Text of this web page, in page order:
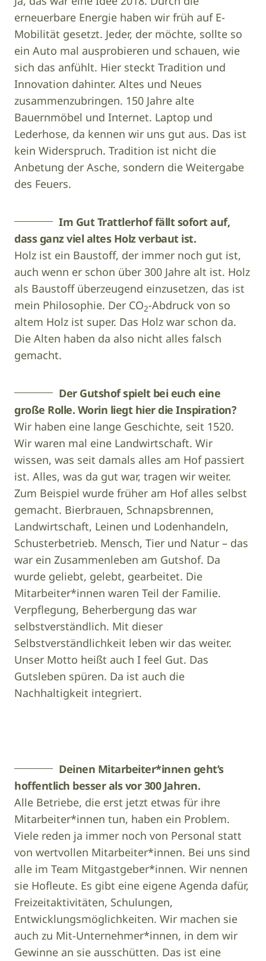
erneuerbare Energie haben wir früh auf E-
Mobilität gesetzt. Jeder, der möchte, sollte so
ein Auto mal ausprobieren und schauen, wie
sich das anfühlt. Hier steckt Tradition und
Innovation dahinter. Altes und Neues
zusammenzubringen. 150 Jahre alte
Bauernmöbel und Internet. Laptop und
Lederhose, da kennen wir uns gut aus. Das ist
kein Widerspruch. Tradition ist nicht die
Anbetung der Asche, sondern die Weitergabe
des Feuers.
Im Gut Trattlerhof fällt sofort auf,
dass ganz viel altes Holz verbaut ist.
Holz ist ein Baustoff, der immer noch gut ist,
auch wenn er schon über 300 Jahre alt ist. Holz
als Baustoff überzeugend einzusetzen, das ist
mein Philosophie. Der CO2-Abdruck von so
altem Holz ist super. Das Holz war schon da.
Die Alten haben da also nicht alles falsch
gemacht.
Der Gutshof spielt bei euch eine
große Rolle. Worin liegt hier die Inspiration?
Wir haben eine lange Geschichte, seit 1520.
Wir waren mal eine Landwirtschaft. Wir
wissen, was seit damals alles am Hof passiert
ist. Alles, was da gut war, tragen wir weiter.
Zum Beispiel wurde früher am Hof alles selbst
gemacht. Bierbrauen, Schnapsbrennen,
Landwirtschaft, Leinen und Lodenhandeln,
Schusterbetrieb. Mensch, Tier und Natur – das
war ein Zusammenleben am Gutshof. Da
wurde geliebt, gelebt, gearbeitet. Die
Mitarbeiter*innen waren Teil der Familie.
Verpflegung, Beherbergung das war
selbstverständlich. Mit dieser
Selbstverständlichkeit leben wir das weiter.
Unser Motto heißt auch I feel Gut. Das
Gutsleben spüren. Da ist auch die
Nachhaltigkeit integriert.
Deinen Mitarbeiter*innen geht’s
hoffentlich besser als vor 300 Jahren.
Alle Betriebe, die erst jetzt etwas für ihre
Mitarbeiter*innen tun, haben ein Problem.
Viele reden ja immer noch von Personal statt
von wertvollen Mitarbeiter*innen. Bei uns sind
alle im Team Mitgastgeber*innen. Wir nennen
sie Hofleute. Es gibt eine eigene Agenda dafür,
Freizeitaktivitäten, Schulungen,
Entwicklungsmöglichkeiten. Wir machen sie
auch zu Mit-Unternehmer*innen, in dem wir
Gewinne an sie ausschütten. Das ist eine